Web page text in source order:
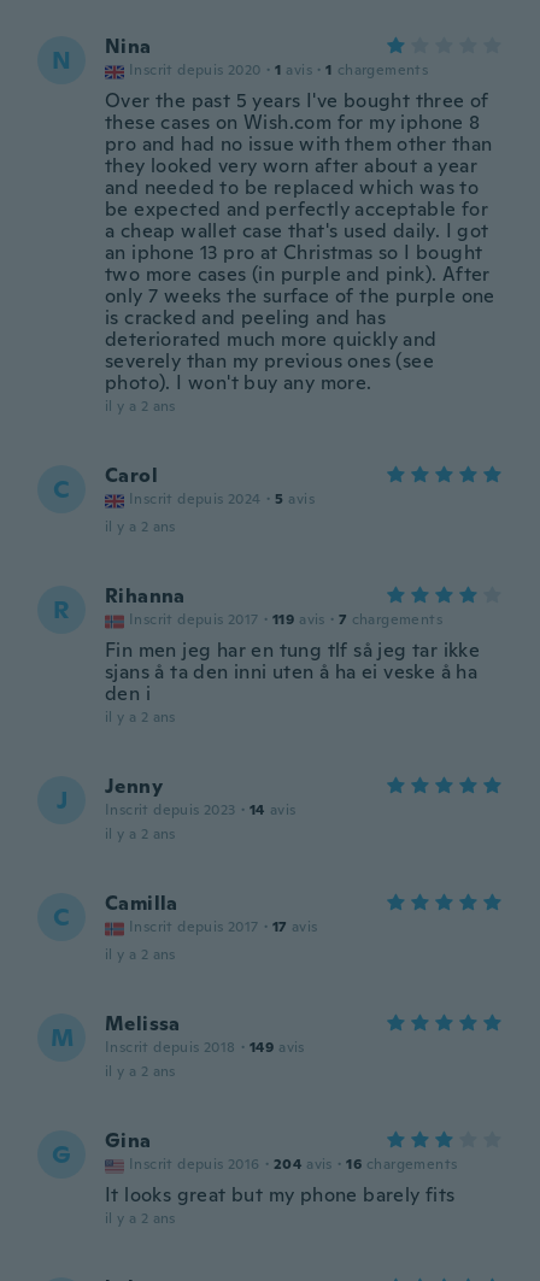
N Nina
Inscrit depuis 2020 · 1 avis · 1 chargements
Over the past 5 years I've bought three of
these cases on Wish.com for my iphone 8
pro and had no issue with them other than
they looked very worn after about a year
and needed to be replaced which was to
be expected and perfectly acceptable for
a cheap wallet case that's used daily. I got
an iphone 13 pro at Christmas so I bought
two more cases (in purple and pink). After
only 7 weeks the surface of the purple one
is cracked and peeling and has
deteriorated much more quickly and
severely than my previous ones (see
photo). I won't buy any more.
il y a 2 ans
C Carol
Inscrit depuis 2024 · 5 avis
il y a 2 ans
R Rihanna
Inscrit depuis 2017 · 119 avis · 7 chargements
Fin men jeg har en tung tlf så jeg tar ikke
sjans å ta den inni uten å ha ei veske å ha
den i
il y a 2 ans
J Jenny
Inscrit depuis 2023 · 14 avis
il y a 2 ans
C Camilla
Inscrit depuis 2017 · 17 avis
il y a 2 ans
M Melissa
Inscrit depuis 2018 · 149 avis
il y a 2 ans
G Gina
Inscrit depuis 2016 · 204 avis · 16 chargements
It looks great but my phone barely fits
il y a 2 ans